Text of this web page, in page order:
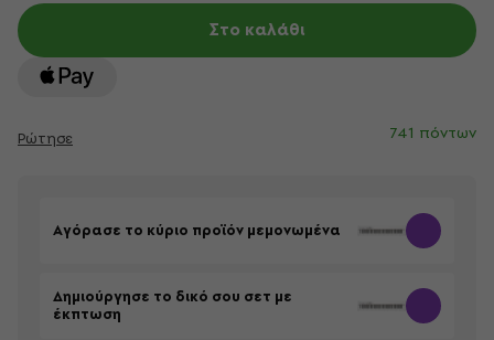
Στο καλάθι
Ρώτησε 741 πόντων
Αγόρασε το κύριο προϊόν μεμονωμένα
Δημιούργησε το δικό σου σετ με
έκπτωση